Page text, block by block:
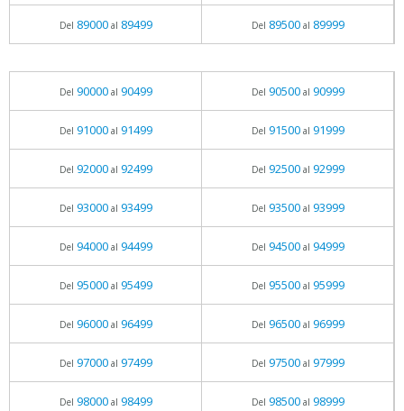
Del 89000al 89499 Del 89500al 89999
Del 90000al 90499 Del 90500al 90999
Del 91000al 91499 Del 91500al 91999
Del 92000al 92499 Del 92500al 92999
Del 93000al 93499 Del 93500al 93999
Del 94000al 94499 Del 94500al 94999
Del 95000al 95499 Del 95500al 95999
Del 96000al 96499 Del 96500al 96999
Del 97000al 97499 Del 97500al 97999
Del 98000al 98499 Del 98500al 98999